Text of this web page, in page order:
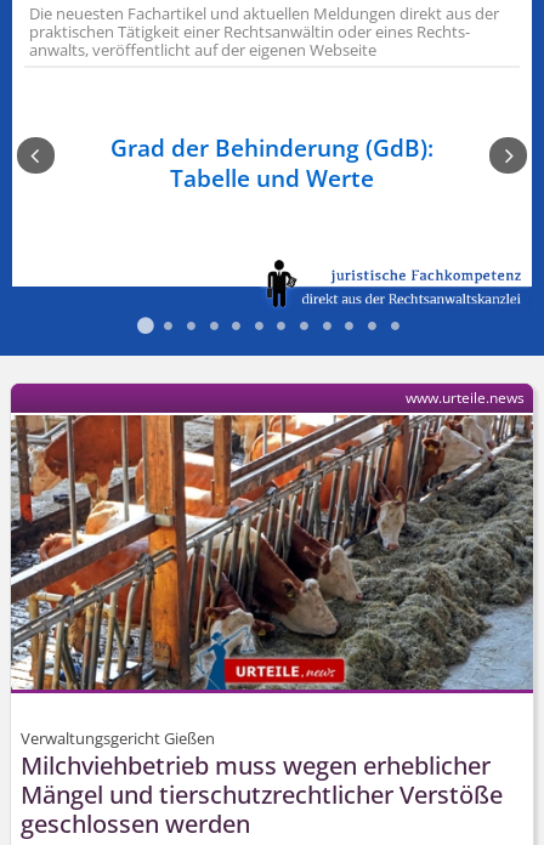
Die neuesten Fachartikel und aktuellen Meldungen direkt aus der
praktischen Tätigkeit einer Rechts­anwältin oder eines Rechts­
anwalts, veröffentlicht auf der eigenen Webseite
am
Grad der Behinderung (GdB):
Tabelle und Werte
Verwaltungsgericht Gießen
Milchviehbetrieb muss wegen erheblicher
Mängel und tierschutz­rechtlicher Verstöße
geschlossen werden
www.urteile.news